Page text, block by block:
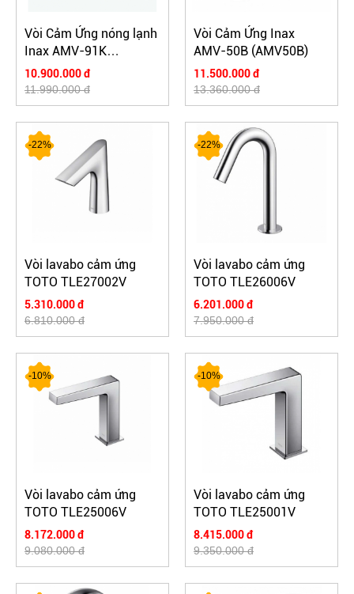
Vòi Cảm Ứng nóng lạnh
Inax AMV-91K
(AMV91K)
10.900.000 đ
11.990.000 đ
Vòi Cảm Ứng Inax
AMV-50B (AMV50B)
11.500.000 đ
13.360.000 đ
-22%
Vòi lavabo cảm ứng
TOTO TLE27002V
5.310.000 đ
6.810.000 đ
-22%
Vòi lavabo cảm ứng
TOTO TLE26006V
6.201.000 đ
7.950.000 đ
-10%
Vòi lavabo cảm ứng
TOTO TLE25006V
8.172.000 đ
9.080.000 đ
-10%
Vòi lavabo cảm ứng
TOTO TLE25001V
8.415.000 đ
9.350.000 đ